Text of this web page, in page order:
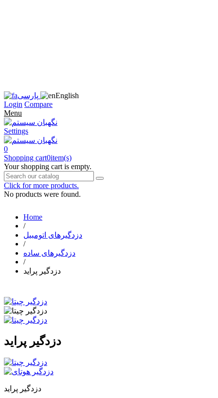
پارسی
English
Login Compare
Menu
Settings
0
Shopping cart0item(s)
Your shopping cart is empty.
Click for more products.
No products were found.
Home
/
دزدگیرهای اتومبیل
/
دزدگیرهای ساده
/
دزدگیر پراید
دزدگیر پراید
دزدگیر پراید